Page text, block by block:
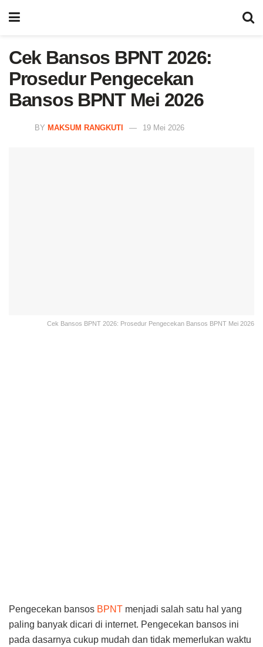
Cek Bansos BPNT 2026:
Prosedur Pengecekan
Bansos BPNT Mei 2026
BY MAKSUM RANGKUTI 19 Mei 2026
Cek Bansos BPNT 2026: Prosedur Pengecekan Bansos BPNT Mei 2026
Pengecekan bansos BPNT menjadi salah satu hal yang
paling banyak dicari di internet. Pengecekan bansos ini
pada dasarnya cukup mudah dan tidak memerlukan waktu